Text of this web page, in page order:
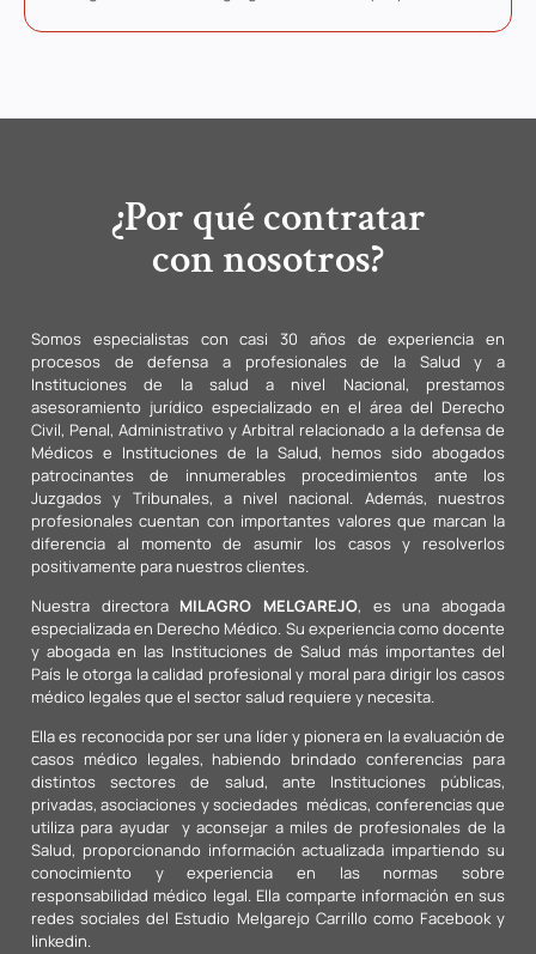
¿Por qué contratar
con nosotros?
Somos especialistas con casi 30 años de experiencia en
procesos de defensa a profesionales de la Salud y a
Instituciones de la salud a nivel Nacional, prestamos
asesoramiento jurídico especializado en el área del Derecho
Civil, Penal, Administrativo y Arbitral relacionado a la defensa de
Médicos e Instituciones de la Salud, hemos sido abogados
patrocinantes de innumerables procedimientos ante los
Juzgados y Tribunales, a nivel nacional. Además, nuestros
profesionales cuentan con importantes valores que marcan la
diferencia al momento de asumir los casos y resolverlos
positivamente para nuestros clientes.
Nuestra directora MILAGRO MELGAREJO, es una abogada
especializada en Derecho Médico. Su experiencia como docente
y abogada en las Instituciones de Salud más importantes del
País le otorga la calidad profesional y moral para dirigir los casos
médico legales que el sector salud requiere y necesita.
Ella es reconocida por ser una líder y pionera en la evaluación de
casos médico legales, habiendo brindado conferencias para
distintos sectores de salud, ante Instituciones públicas,
privadas, asociaciones y sociedades médicas, conferencias que
utiliza para ayudar y aconsejar a miles de profesionales de la
Salud, proporcionando información actualizada impartiendo su
conocimiento y experiencia en las normas sobre
responsabilidad médico legal. Ella comparte información en sus
redes sociales del Estudio Melgarejo Carrillo como Facebook y
linkedin.